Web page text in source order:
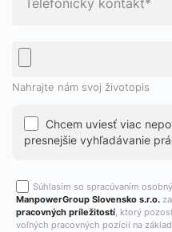
Nahrajte nám svoj životopis
Chcem uviesť viac
presnejšie vyhľadávanie
Súhlasím so spracúvaním
ManpowerGroup Slovensko s.r.o.
pracovných príležitostí, ktorý
voľných pracovných pozícií na